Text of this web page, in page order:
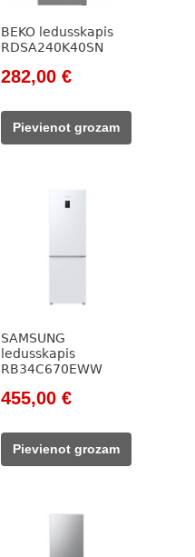
BEKO ledusskapis
RDSA240K40SN
Original
was:
785,00 €.
282,00 €Current
282,00 €.
Pievienot grozam
SAMSUNG
ledusskapis
RB34C670EWW
Original
was:
615,00 €.
455,00 €Current
455,00 €.
Pievienot grozam